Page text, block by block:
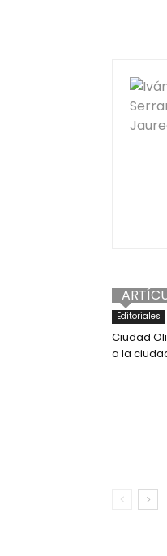
Editoriales
Ciudad
a la